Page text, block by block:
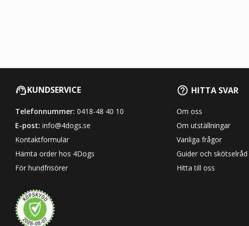
KUNDSERVICE
Telefonnummer: 0418-48 40 10
E-post: info@4dogs.se
Kontaktformulär
Hämta order hos 4Dogs
För hundfrisörer
HITTA SVAR
Om oss
Om utställningar
Vanliga frågor
Guider och skötselråd
Hitta till oss